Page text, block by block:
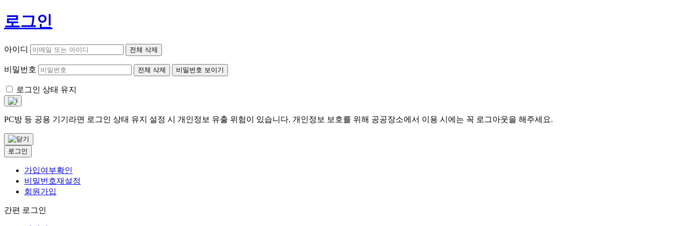
로그인
아이디 전체 삭제
비밀번호 전체 삭제 비밀번호 보이기
로그인 상태 유지
PC방 등 공용 기기라면 로그인 상태 유지 설정 시 개인정보 유출 위험이 있습니다. 개인정보 보호를 위해 공공장소에서 이용 시에는 꼭 로그아웃을 해주세요.
로그인
가입여부확인
비밀번호재설정
회원가입
간편 로그인